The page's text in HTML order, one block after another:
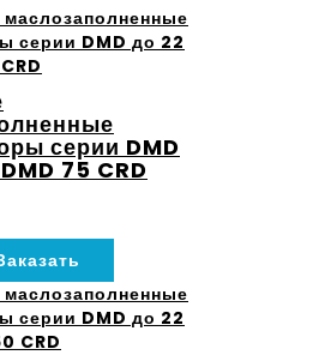
серии DMD
75 CRD